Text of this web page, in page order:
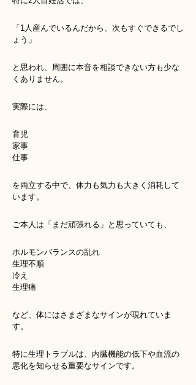
「1人産んでいるんだから、次もすぐできるでし
ょう」
と思われ、周囲に本音を相談できない方も少な
くありません。
実際には、
育児
家事
仕事
を両立する中で、体力も気力も大きく消耗して
います。
ご本人は「まだ頑張れる」と思っていても、
ホルモンバランスの乱れ
生理不順
冷え
生理痛
など、体にはさまざまなサインが現れていま
す。
特に生理トラブルは、内臓機能の低下や血流の
悪化を知らせる重要なサインです。